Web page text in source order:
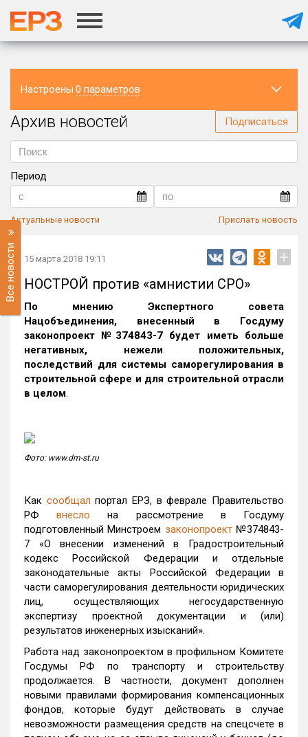
Настроены 0 параметров
Регион
Архив новостей Подписаться
Период
Актуальные новости Прислать новость
Все новости 15 марта 2018 19:11 +
НОСТРОЙ против «амнистии СРО»
По мнению Экспертного совета
Нацобъединения, внесенный в Госдуму
законопроект №374843-7 будет иметь больше
негативных, нежели положительных,
последствий для системы саморегулирования в
строительной сфере и для строительной отрасли
в целом.
Фото: www.dm-st.ru
Как сообщал портал ЕРЗ, в феврале Правительство
РФвнесло на рассмотрение в Госдуму
подготовленный Минстроем законопроект№374843-
7 «О внесении изменений в Градостроительный
кодекс Российской Федерации и отдельные
законодательные акты Российской Федерации в
части саморегулирования деятельности юридических
лиц, осуществляющих негосударственную
экспертизу проектной документации и (или)
результатов инженерных изысканий».
Работа над законопроектом в профильном Комитете
Госдумы РФ по транспорту и строительству
продолжается. В частности, документ дополнен
новыми правилами формирования компенсационных
фондов, которые будут действовать в случае
невозможности размещения средств на спецсчете в